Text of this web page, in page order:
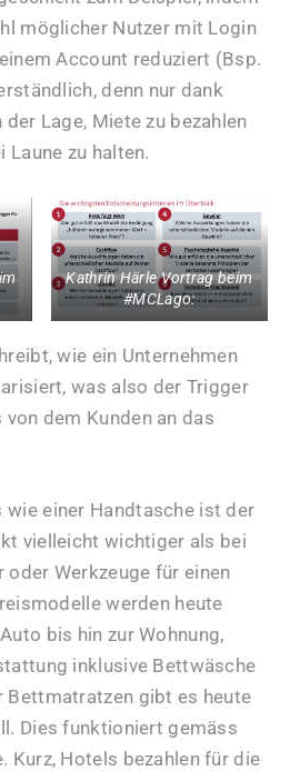
möglicher Nutzer mit Login
Account reduziert (Bsp.
denn nur dank
Lage, Miete zu bezahlen
Laune zu halten.
Kathrin Härle Vortrag beim
#MCLago:
wie ein Unternehmen
was also der Trigger
dem Kunden an das
einer Handtasche ist der
vielleicht wichtiger als bei
oder Werkzeuge für einen
werden heute
bis hin zur Wohnung,
inklusive Bettwäsche
Bettmatratzen gibt es heute
Dies funktioniert gemäss
Kurz, Hotels bezahlen für die